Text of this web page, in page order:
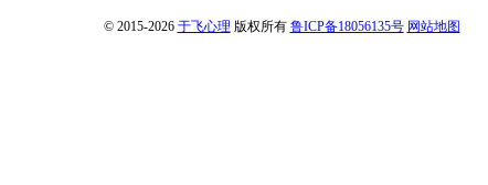
© 2015-2026 于飞心理 版权所有 鲁ICP备18056135号 网站地图